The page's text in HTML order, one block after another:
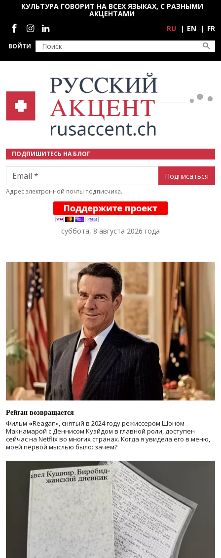
Перейти к основному содержанию
ВОЙТИ
КУЛЬТУРА ГОВОРИТ НА ВСЕХ ЯЗЫКАХ, С РАЗНЫМИ
АКЦЕНТАМИ
Социальные сети
RU EN FR
ПОДПИШИТЕСЬ НА БЛОГ
Email
Адрес электронной почты подписчика.
суббота, 8 августа 2026 года
Рейган возвращается
Фильм «Reagan», снятый в 2024 годурежиссером Шоном
Макнамарой с Деннисом Куэйдом в главной роли, доступен
сейчас на Netflix во многих странах. Когда я увидела его в меню,
моей первой мыслью было: зачем?